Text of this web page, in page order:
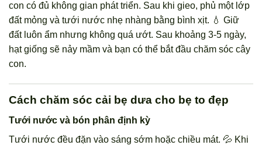
con có đủ không gian phát triển. Sau khi gieo, phủ một lớp
đất mỏng và tưới nước nhẹ nhàng bằng bình xịt. 💧 Giữ
đất luôn ẩm nhưng không quá ướt. Sau khoảng 3-5 ngày,
hạt giống sẽ nảy mầm và bạn có thể bắt đầu chăm sóc cây
con.
Cách chăm sóc cải bẹ dưa cho bẹ to đẹp
Tưới nước và bón phân định kỳ
Tưới nước đều đặn vào sáng sớm hoặc chiều mát. 💦 Khi